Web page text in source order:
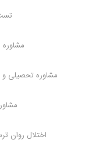
مشاوره تحصیلی و
اختلال روان
در طول روز مقدار
حجم مثانه بنوشید.
فاصله بین مراحل
کند و هر بار باید
فلفل، سرکه،
روش های تنظیم
تغییر در محیط و